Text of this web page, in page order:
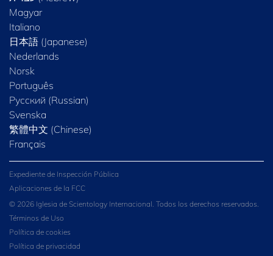
Magyar
Italiano
日本語 (Japanese)
Nederlands
Norsk
Português
Русский (Russian)
Svenska
繁體中文 (Chinese)
Français
Expediente de Inspección Pública
Aplicaciones de la FCC
© 2026 Iglesia de Scientology Internacional. Todos los derechos reservados.
Términos de Uso
Política de cookies
Política de privacidad